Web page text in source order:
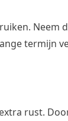
Neem
termijn
rust.